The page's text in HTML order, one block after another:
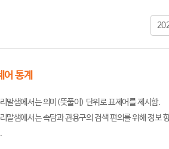
어 통계
말샘에서는 의미(뜻풀이) 단위로 표제어를 제시함.
말샘에서는 속담과 관용구의 검색 편의를 위해 정보